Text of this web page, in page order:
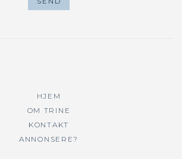
HJEM
OM TRINE
KONTAKT
ANNONSERE?